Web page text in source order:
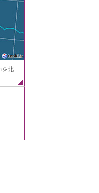
を北